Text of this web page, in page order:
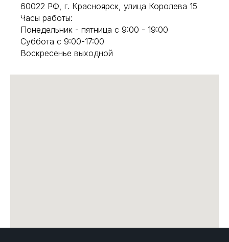
60022 РФ, г. Красноярск, улица Королева 15
Часы работы:
Понедельник - пятница с 9:00 - 19:00
Суббота с 9:00-17:00
Воскресенье выходной